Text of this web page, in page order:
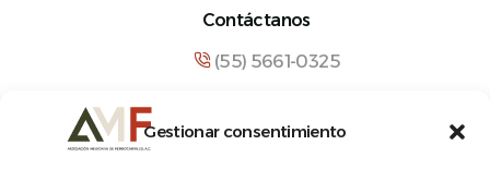
Gestionar consentimiento
Contáctanos
(55) 5661-0325
Manuel María Contreras 133, Cuauhtémoc,